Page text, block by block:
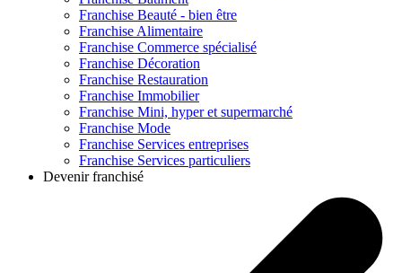
Franchise Beauté - bien être
Franchise Alimentaire
Franchise Commerce spécialisé
Franchise Décoration
Franchise Restauration
Franchise Immobilier
Franchise Mini, hyper et supermarché
Franchise Mode
Franchise Services entreprises
Franchise Services particuliers
Devenir franchisé